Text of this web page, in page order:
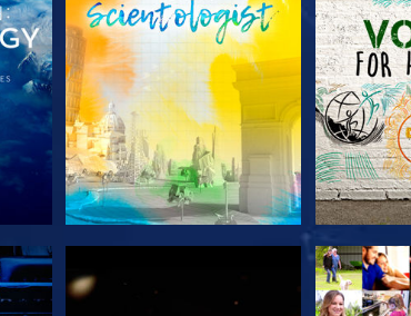
SERIE ENTDECKEN SERIE